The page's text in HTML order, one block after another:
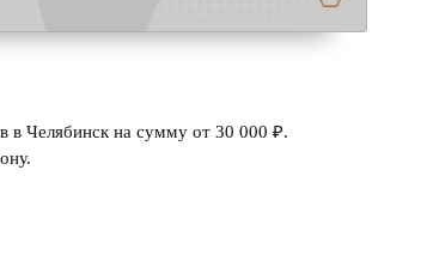
в Челябинск на сумму от 30 000 ₽.